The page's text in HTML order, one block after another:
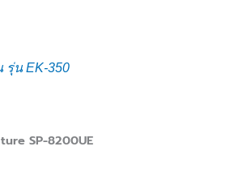
รุ่น EK-350
SP-8200UE